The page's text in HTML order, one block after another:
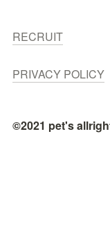
RECRUIT
PRIVACY POLICY
©2021 pet's